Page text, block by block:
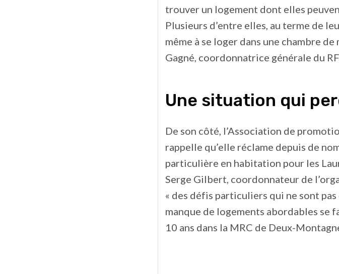
trouver un logement dont elles
Plusieurs d’entre elles, au terme de
même à se loger dans une chambre
Gagné, coordonnatrice générale du
Une situation qui
De son côté, l’Association de
rappelle qu’elle réclame depuis de
particulière en habitation pour les
Serge Gilbert, coordonnateur de
« des défis particuliers qui ne sont
manque de logements abordables se
10 ans dans la MRC de Deux-